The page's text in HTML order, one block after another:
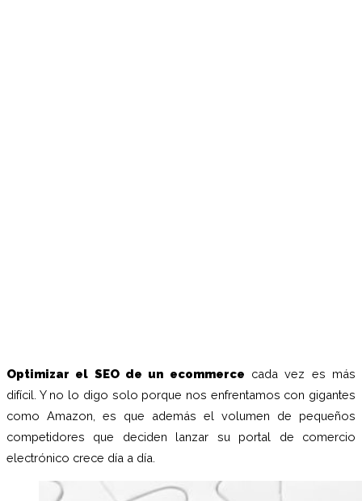
Optimizar el SEO de un ecommerce cada vez es más
difícil. Y no lo digo solo porque nos enfrentamos con gigantes
como Amazon, es que además el volumen de pequeños
competidores que deciden lanzar su portal de comercio
electrónico crece día a día.